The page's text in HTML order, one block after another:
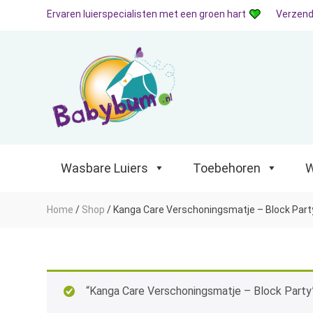
Wasbare Luiers Toebehoren
Ervaren luierspecialisten met een groen hart
Wasbare Luiers Toebehoren
Home / Shop / Kanga Care Verschoningsmatje – Block
“Kanga Care Verschoningsmatje – Block